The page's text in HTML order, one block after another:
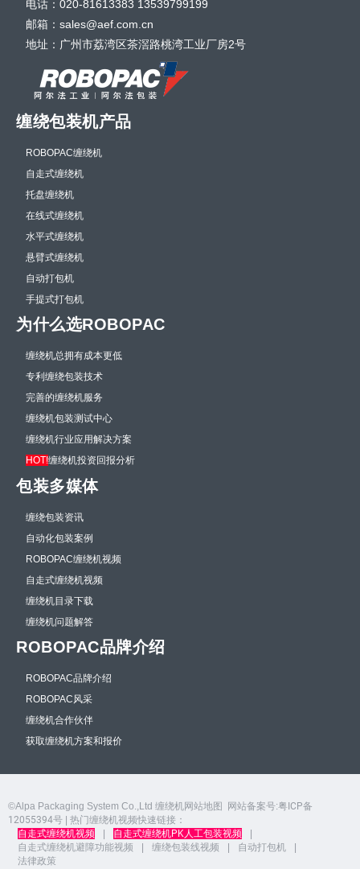
电话：020-81613383 13539799199
邮箱：sales@aef.com.cn
地址：广州市荔湾区茶滘路桃湾工业厂房2号
缠绕包装机产品
ROBOPAC缠绕机
自走式缠绕机
托盘缠绕机
在线式缠绕机
水平式缠绕机
悬臂式缠绕机
自动打包机
手提式打包机
为什么选ROBOPAC
缠绕机总拥有成本更低
专利缠绕包装技术
完善的缠绕机服务
缠绕机包装测试中心
缠绕机行业应用解决方案
HOT!缠绕机投资回报分析
包装多媒体
缠绕包装资讯
自动化包装案例
ROBOPAC缠绕机视频
自走式缠绕机视频
缠绕机目录下载
缠绕机问题解答
ROBOPAC品牌介绍
ROBOPAC品牌介绍
ROBOPAC风采
缠绕机合作伙伴
获取缠绕机方案和报价
©Alpa Packaging System Co.,Ltd 缠绕机网站地图 网站备案号:粤ICP备
12055394号 | 热门缠绕机视频快速链接：
自走式缠绕机视频
| 自走式缠绕机PK人工包装视频
|
自走式缠绕机避障功能视频
| 缠绕包装线视频 | 自动打包机
|
法律政策